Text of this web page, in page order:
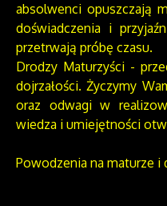
absolwenci opuszczają
doświadczenia i
przetrwają próbę czasu.
Drodzy Maturzyści -
dojrzałości. Życzymy
oraz odwagi w
wiedza i umiejętności
Powodzenia na maturze i